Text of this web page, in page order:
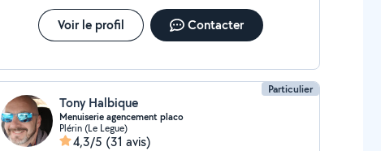
Voir le profil Contacter
Particulier
Tony Halbique
Menuiserie agencement placo
Plérin (Le Legue)
4,3/5 (31 avis)